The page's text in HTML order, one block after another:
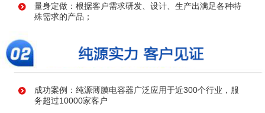
量身定做：根据客户需求研发、设计、生产出满足各种特
殊需求的产品；
成功案例：纯源薄膜电容器广泛应用于近300个行业，服
务超过10000家客户